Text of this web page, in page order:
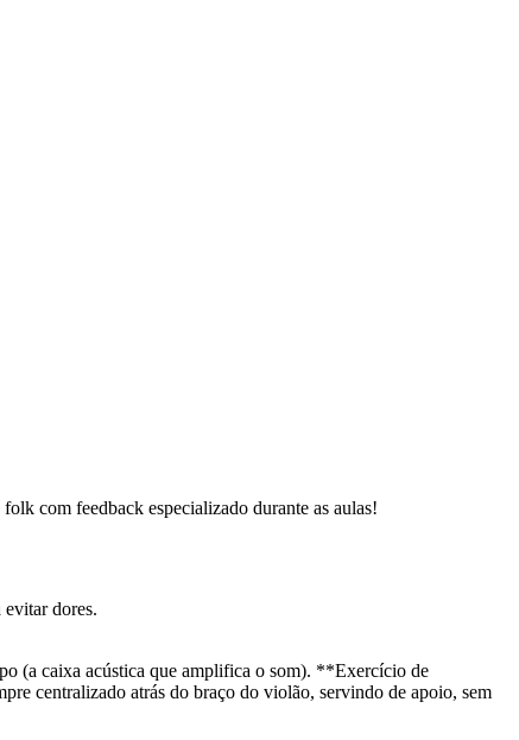
com feedback especializado durante as aulas!
dores.
(a caixa acústica que amplifica o som). **Exercício de
centralizado atrás do braço do violão, servindo de apoio, sem